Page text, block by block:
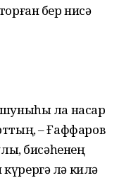
бер нисә
шуны­һы ла насар
– Ғаффаров
бисәһенең
лә килә